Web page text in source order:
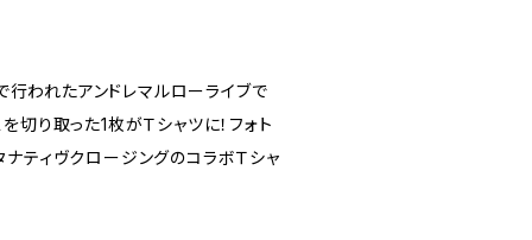
われたアンドレマルローライブで
切り取った1枚がＴシャツに！フォト
ティヴクロージングのコラボＴシャ